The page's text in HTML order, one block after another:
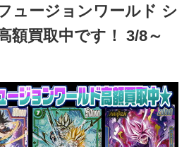
ュージョンワールド シ
額買取中です！ 3/8～